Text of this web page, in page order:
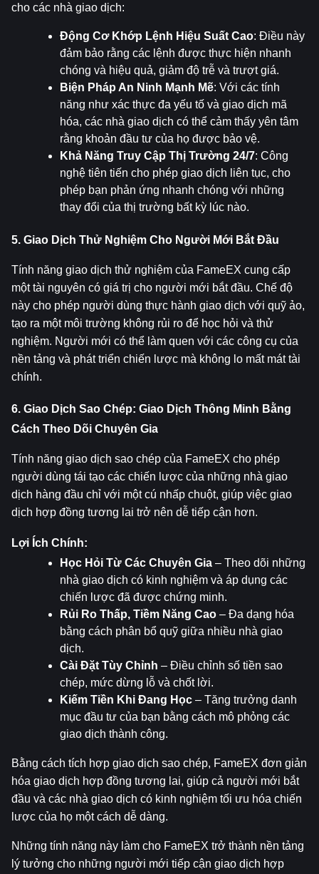
cho các nhà giao dịch:
Động Cơ Khớp Lệnh Hiệu Suất Cao: Điều này
đảm bảo rằng các lệnh được thực hiện nhanh
chóng và hiệu quả, giảm độ trễ và trượt giá.
Biện Pháp An Ninh Mạnh Mẽ: Với các tính
năng như xác thực đa yếu tố và giao dịch mã
hóa, các nhà giao dịch có thể cảm thấy yên tâm
rằng khoản đầu tư của họ được bảo vệ.
Khả Năng Truy Cập Thị Trường 24/7: Công
nghệ tiên tiến cho phép giao dịch liên tục, cho
phép bạn phản ứng nhanh chóng với những
thay đổi của thị trường bất kỳ lúc nào.
5. Giao Dịch Thử Nghiệm Cho Người Mới Bắt Đầu
Tính năng giao dịch thử nghiệm của FameEX cung cấp
một tài nguyên có giá trị cho người mới bắt đầu. Chế độ
này cho phép người dùng thực hành giao dịch với quỹ ảo,
tạo ra một môi trường không rủi ro để học hỏi và thử
nghiệm. Người mới có thể làm quen với các công cụ của
nền tảng và phát triển chiến lược mà không lo mất mát tài
chính.
6. Giao Dịch Sao Chép: Giao Dịch Thông Minh Bằng
Cách Theo Dõi Chuyên Gia
Tính năng giao dịch sao chép của FameEX cho phép
người dùng tái tạo các chiến lược của những nhà giao
dịch hàng đầu chỉ với một cú nhấp chuột, giúp việc giao
dịch hợp đồng tương lai trở nên dễ tiếp cận hơn.
Lợi Ích Chính:
Học Hỏi Từ Các Chuyên Gia – Theo dõi những
nhà giao dịch có kinh nghiệm và áp dụng các
chiến lược đã được chứng minh.
Rủi Ro Thấp, Tiềm Năng Cao – Đa dạng hóa
bằng cách phân bổ quỹ giữa nhiều nhà giao
dịch.
Cài Đặt Tùy Chỉnh – Điều chỉnh số tiền sao
chép, mức dừng lỗ và chốt lời.
Kiếm Tiền Khi Đang Học – Tăng trưởng danh
mục đầu tư của bạn bằng cách mô phỏng các
giao dịch thành công.
Bằng cách tích hợp giao dịch sao chép, FameEX đơn giản
hóa giao dịch hợp đồng tương lai, giúp cả người mới bắt
đầu và các nhà giao dịch có kinh nghiệm tối ưu hóa chiến
lược của họ một cách dễ dàng.
Những tính năng này làm cho FameEX trở thành nền tảng
lý tưởng cho những người mới tiếp cận giao dịch hợp